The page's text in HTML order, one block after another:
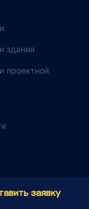
здания
проектной
заявку